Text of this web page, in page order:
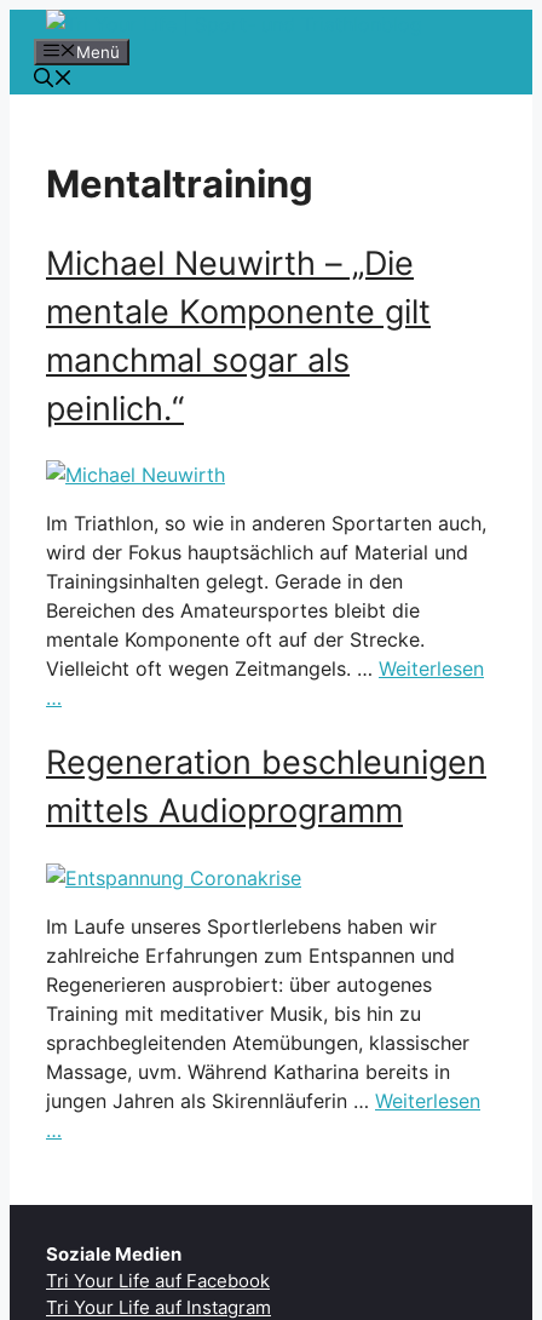
Zum
Inhalt
springen
Menü
Mentaltraining
Michael Neuwirth – „Die
mentale Komponente gilt
manchmal sogar als
peinlich.“
Im Triathlon, so wie in anderen Sportarten auch,
wird der Fokus hauptsächlich auf Material und
Trainingsinhalten gelegt. Gerade in den
Bereichen des Amateursportes bleibt die
mentale Komponente oft auf der Strecke.
Vielleicht oft wegen Zeitmangels. … Weiterlesen
…
Regeneration beschleunigen
mittels Audioprogramm
Im Laufe unseres Sportlerlebens haben wir
zahlreiche Erfahrungen zum Entspannen und
Regenerieren ausprobiert: über autogenes
Training mit meditativer Musik, bis hin zu
sprachbegleitenden Atemübungen, klassischer
Massage, uvm. Während Katharina bereits in
jungen Jahren als Skirennläuferin … Weiterlesen
…
Soziale Medien
Tri Your Life auf Facebook
Tri Your Life auf Instagram